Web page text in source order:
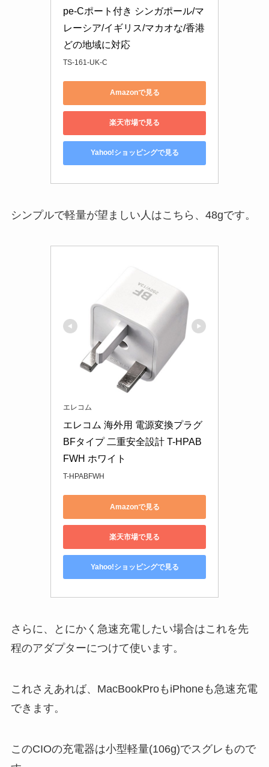
pe-Cポート付き シンガポール/マ
レーシア/イギリス/マカオな/香港
どの地域に対応
TS-161-UK-C
Amazonで見る
楽天市場で見る
Yahoo!ショッピングで見る
シンプルで軽量が望ましい人はこちら、48gです。
エレコム
エレコム 海外用 電源変換プラグ
BFタイプ 二重安全設計 T-HPAB
FWH ホワイト
T-HPABFWH
Amazonで見る
楽天市場で見る
Yahoo!ショッピングで見る
さらに、とにかく急速充電したい場合はこれを先
程のアダプターにつけて使います。
これさえあれば、MacBookProもiPhoneも急速充電
できます。
このCIOの充電器は小型軽量(106g)でスグレもので